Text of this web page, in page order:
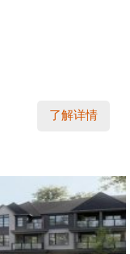
了解详情